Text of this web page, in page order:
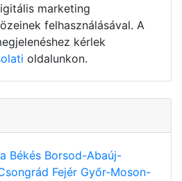
marketing
felhasználásával. A
kérlek
oldalunkon.
Békés Borsod-Abaúj-
Fejér Győr-Moson-